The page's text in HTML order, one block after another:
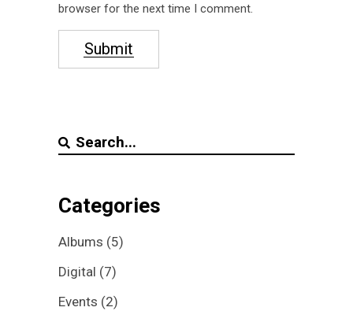
browser for the next time I comment.
Submit
Search
for:
Categories
Albums (5)
Digital (7)
Events (2)